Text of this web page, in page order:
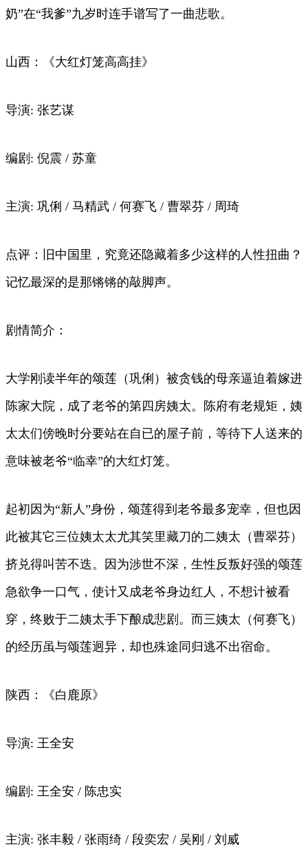
奶”在“我爹”九岁时连手谱写了一曲悲歌。
山西：《大红灯笼高高挂》
导演: 张艺谋
编剧: 倪震 / 苏童
主演: 巩俐 / 马精武 / 何赛飞 / 曹翠芬 / 周琦
点评：旧中国里，究竟还隐藏着多少这样的人性扭曲？
记忆最深的是那锵锵的敲脚声。
剧情简介：
大学刚读半年的颂莲（巩俐）被贪钱的母亲逼迫着嫁进
陈家大院，成了老爷的第四房姨太。陈府有老规矩，姨
太太们傍晚时分要站在自已的屋子前，等待下人送来的
意味被老爷“临幸”的大红灯笼。
起初因为“新人”身份，颂莲得到老爷最多宠幸，但也因
此被其它三位姨太太尤其笑里藏刀的二姨太（曹翠芬）
挤兑得叫苦不迭。因为涉世不深，生性反叛好强的颂莲
急欲争一口气，使计又成老爷身边红人，不想计被看
穿，终败于二姨太手下酿成悲剧。而三姨太（何赛飞）
的经历虽与颂莲迥异，却也殊途同归逃不出宿命。
陕西：《白鹿原》
导演: 王全安
编剧: 王全安 / 陈忠实
主演: 张丰毅 / 张雨绮 / 段奕宏 / 吴刚 / 刘威